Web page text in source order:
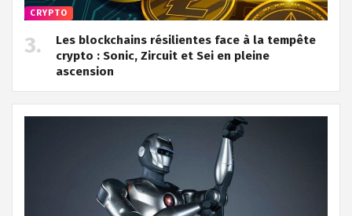
CRYPTO
Les blockchains résilientes face à la tempête
crypto : Sonic, Zircuit et Sei en pleine
ascension